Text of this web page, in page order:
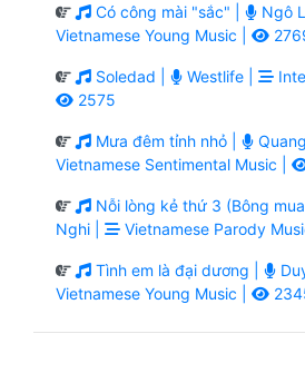
Có công mài "sắc" |
Ngô
Vietnamese Young Music |
Soledad | Westlife |
2575
Mưa đêm tỉnh nhỏ |
Vietnamese Sentimental Music |
Nỗi lòng kẻ thứ 3 (Bông
Nghi |
Vietnamese Parody
Tình em là đại dương |
Vietnamese Young Music |